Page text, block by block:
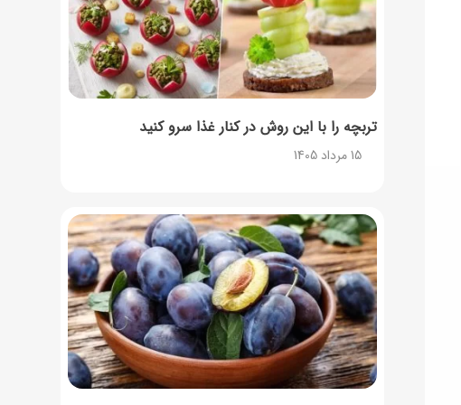
تربچه را با این روش در کنار غذا سرو کنید
15 مرداد 1405